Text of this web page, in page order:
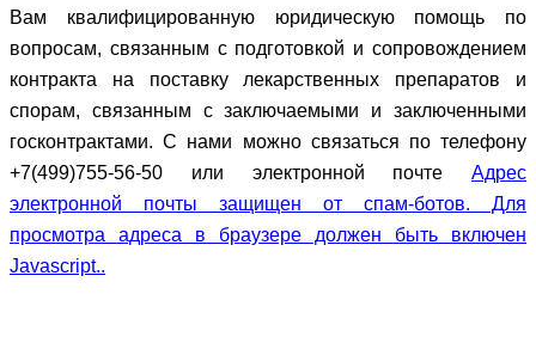
Вам квалифицированную юридическую помощь по
вопросам, связанным с подготовкой и сопровождением
контракта на поставку лекарственных препаратов и
спорам, связанным с заключаемыми и заключенными
госконтрактами. С нами можно связаться по телефону
+7(499)755-56-50 или электронной почте Адрес
электронной почты защищен от спам-ботов. Для
просмотра адреса в браузере должен быть включен
Javascript..